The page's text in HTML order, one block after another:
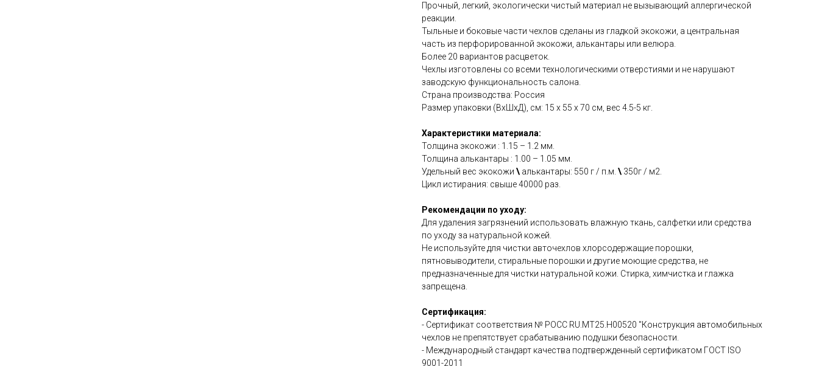
Прочный, легкий, экологически чистый материал не вызывающий аллергической
реакции.
Тыльные и боковые части чехлов сделаны из гладкой экокожи, а центральная
часть из перфорированной экокожи, алькантары или велюра.
Более 20 вариантов расцветок.
Чехлы изготовлены со всеми технологическими отверстиями и не нарушают
заводскую функциональность салона.
Страна производства: Россия
Размер упаковки (ВхШхД), см: 15 x 55 x 70 см, вес 4.5-5 кг.
Характеристики материала:
Толщина экокожи : 1.15 – 1.2 мм.
Толщина алькантары : 1.00 – 1.05 мм.
Удельный вес экокожи \ алькантары: 550 г / п.м. \ 350г / м2.
Цикл истирания: свыше 40000 раз.
Рекомендации по уходу:
Для удаления загрязнений использовать влажную ткань, салфетки или средства
по уходу за натуральной кожей.
Не используйте для чистки авточехлов хлорсодержащие порошки,
пятновыводители, стиральные порошки и другие моющие средства, не
предназначенные для чистки натуральной кожи. Стирка, химчистка и глажка
запрещена.
Сертификация:
- Сертификат соответствия № РОСС RU.МТ25.Н00520 "Конструкция автомобильных
чехлов не препятствует срабатыванию подушки безопасности.
- Международный стандарт качества подтвержденный сертификатом ГОСТ ISO
9001-2011